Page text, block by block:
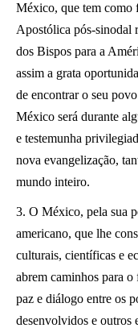
México, que tem como
Apostólica pós-sinodal
dos Bispos para a
assim a grata
de encontrar o seu
México será durante
e testemunha
nova evangelização,
mundo inteiro.
3. O México, pela sua
americano, que lhe
culturais, científicas e
abrem caminhos para
paz e diálogo entre os
desenvolvidos e outros